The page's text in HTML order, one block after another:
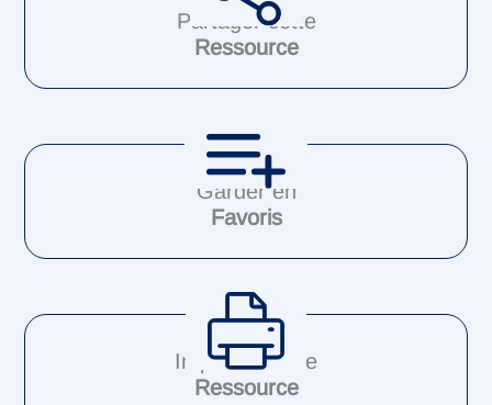
Partager cette
Ressource
Garder en
Favoris
Imprimer cette
Ressource